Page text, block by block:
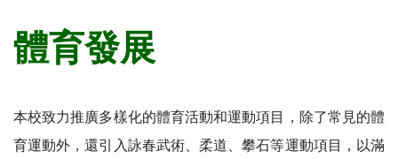
體育發展
本校致力推廣多樣化的體育活動和運動項目，除了常見的體
育運動外，還引入詠春武術、柔道、攀石等運動項目，以滿